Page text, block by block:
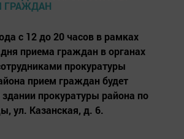
с 12 до 20 часов в рамках
приема граждан в органах
прокуратуры
прием граждан будет
прокуратуры района по
ул. Казанская, д. 6.